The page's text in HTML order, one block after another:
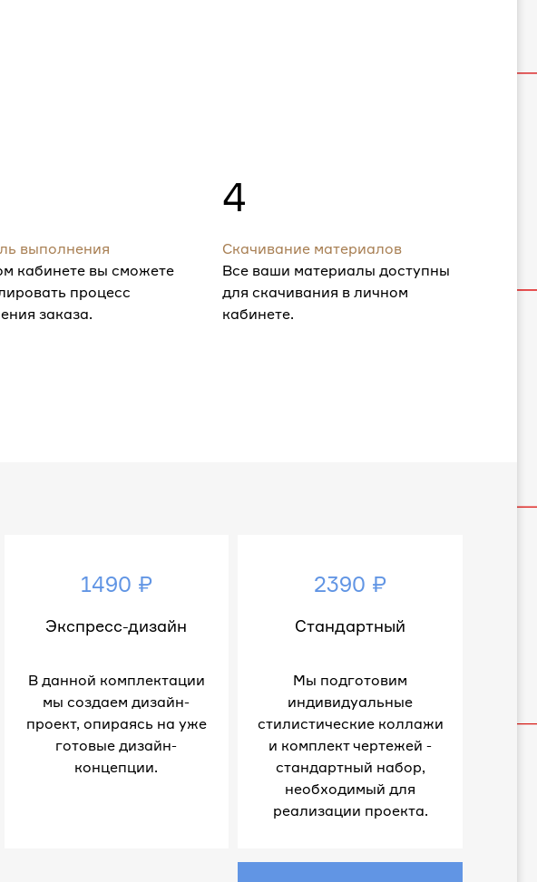
выполнения
кабинете вы сможете
процесс
заказа.
4
Скачивание материалов
Все ваши материалы доступны
для скачивания в личном
кабинете.
1490 ₽
Экспресс-дизайн
В данной комплектации
мы создаем дизайн-
проект, опираясь на уже
готовые дизайн-
концепции.
2390 ₽
Стандартный
Мы подготовим
индивидуальные
стилистические коллажи
и комплект чертежей -
стандартный набор,
необходимый для
реализации проекта.